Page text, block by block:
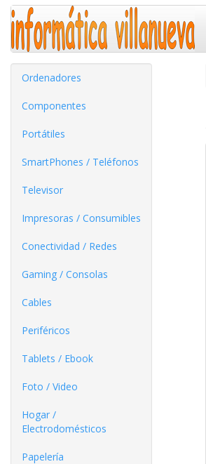
Ordenadores
Componentes
Portátiles
SmartPhones / Teléfonos
Televisor
Impresoras / Consumibles
Conectividad / Redes
Gaming / Consolas
Cables
Periféricos
Tablets / Ebook
Foto / Video
Hogar /
Electrodomésticos
Papelería